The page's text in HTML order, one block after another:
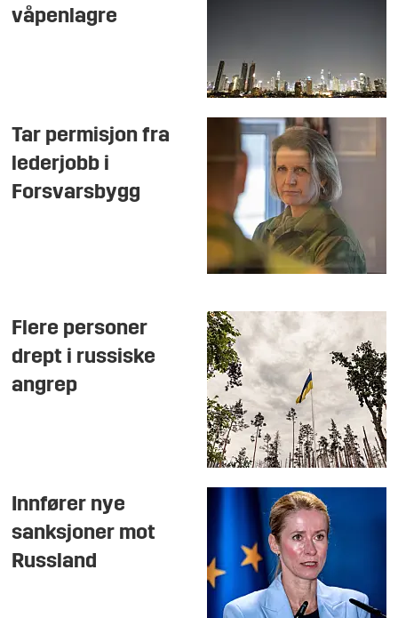
våpenlagre
Tar permisjon fra
lederjobb i
Forsvarsbygg
Flere personer
drept i russiske
angrep
Innfører nye
sanksjoner mot
Russland